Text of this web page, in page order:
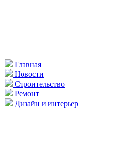
Главная
Новости
Строительство
Ремонт
Дизайн и интерьер